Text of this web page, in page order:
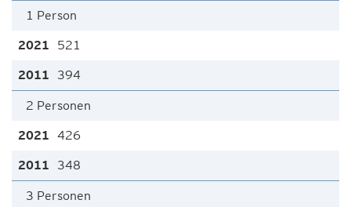
1 Person
521
394
2 Personen
426
348
3 Personen